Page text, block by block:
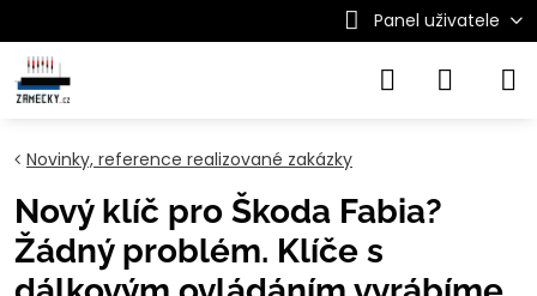
Panel uživatele
Novinky, reference realizované zakázky
Nový klíč pro Škoda Fabia?
Žádný problém. Klíče s